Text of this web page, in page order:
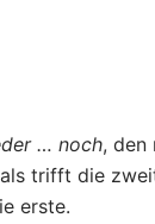
… noch, den
trifft die
erste.